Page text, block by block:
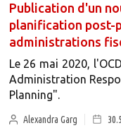
Publication d'un
planification post-
administrations
Le 26 mai 2020,
Administration
Planning".
Alexandra Garg